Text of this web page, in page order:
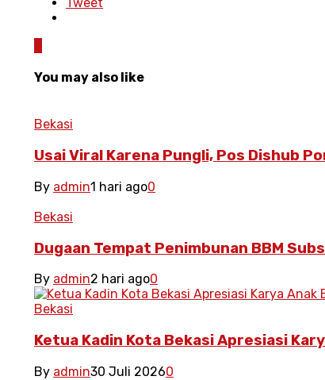
You may also like
Bekasi
Usai Viral Karena Pungli, Pos Dishub
By admin1 hari ago0
Bekasi
Dugaan Tempat Penimbunan BBM
By admin2 hari ago0
Bekasi
Ketua Kadin Kota Bekasi Apresiasi
By admin30 Juli 20260